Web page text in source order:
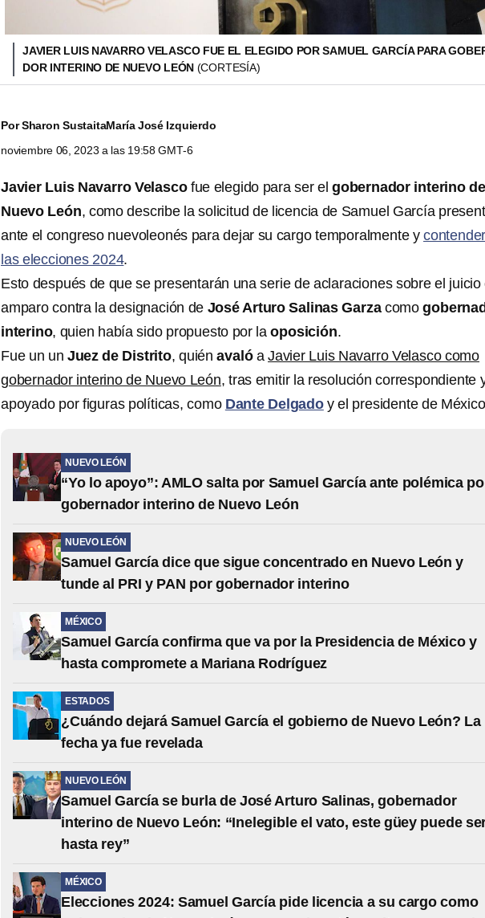
JAVIER LUIS NAVARRO VELASCO FUE EL ELEGIDO POR SAMUEL GARCÍA PARA
DOR INTERINO DE NUEVO LEÓN (CORTESÍA)
PorSharon SustaitaMaría José Izquierdo
noviembre 06, 2023 a las 19:58 GMT-6
Javier Luis Navarro Velasco fue elegido para ser elgobernador interino de
Nuevo León, como describe la solicitud de licencia de Samuel García
ante el congreso nuevoleonés para dejar su cargo temporalmente y
las elecciones 2024.
Esto después de que se presentarán una serie de aclaraciones sobre el juicio
amparo contra la designación de José Arturo Salinas Garzacomo
interino, quien había sido propuesto por laoposición.
Fue un un Juez de Distrito, quiénavaló aJavier Luis Navarro Velasco como
gobernador interino de Nuevo León, tras emitir la resolución correspondiente
apoyado por figuras políticas, como Dante Delgado y el presidente de
NUEVO LEÓN
“Yo lo apoyo”: AMLO salta por Samuel García ante polémica
gobernador interino de Nuevo León
NUEVO LEÓN
Samuel García dice que sigue concentrado en Nuevo León y
tunde al PRI y PAN por gobernador interino
MÉXICO
Samuel García confirma que va por la Presidencia de México y
hasta compromete a Mariana Rodríguez
ESTADOS
¿Cuándo dejará Samuel García el gobierno de Nuevo León? La
fecha ya fue revelada
NUEVO LEÓN
Samuel García se burla de José Arturo Salinas, gobernador
interino de Nuevo León: “Inelegible el vato, este güey puede
hasta rey”
MÉXICO
Elecciones 2024: Samuel García pide licencia a su cargo como